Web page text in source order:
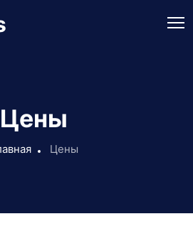
Цены
Цены